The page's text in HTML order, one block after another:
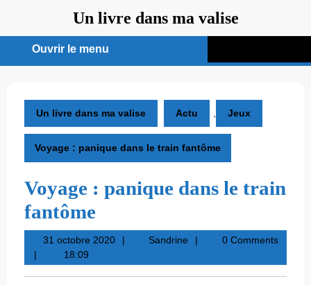
contenu
Un livre dans ma valise
Ouvrir le menu
menu
Un livre dans ma valise Actu Jeux
Voyage : panique dans le train fantôme
Voyage : panique dans le train
fantôme
31 octobre 202031
2020
SandrineSandrine0 Comments
18:09